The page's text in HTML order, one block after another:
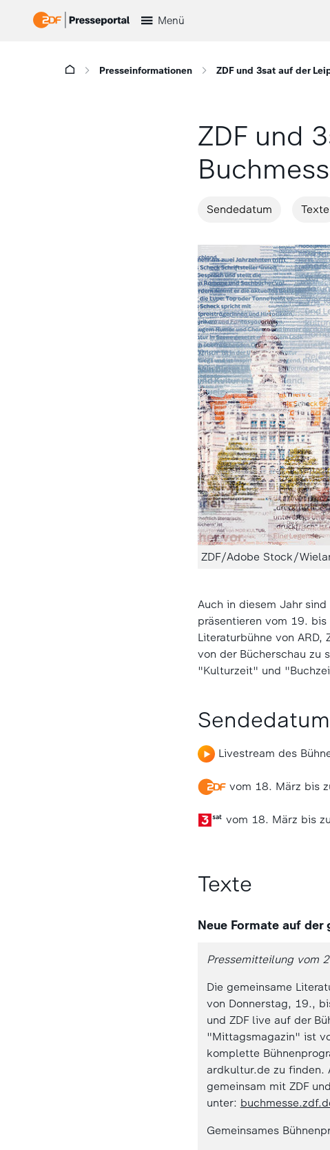
Menü
Presseinformationen ZDF und 3sat auf der
ZDF und
Sendedatum Texte
ZDF/Adobe Stock/
Auch in diesem Jahr
präsentieren vom 19.
Literaturbühne von
von der Bücherschau zu
"Kulturzeit" und
Sendedatum
Livestream des
vom 18. März bis
vom 18. März bis
Texte
Neue Formate auf der
Pressemitteilung vom
Die gemeinsame
von Donnerstag, 19.,
und ZDF live auf der
"Mittagsmagazin" ist
komplette
ardkultur.de zu finden.
gemeinsam mit ZDF
unter:
Gemeinsames